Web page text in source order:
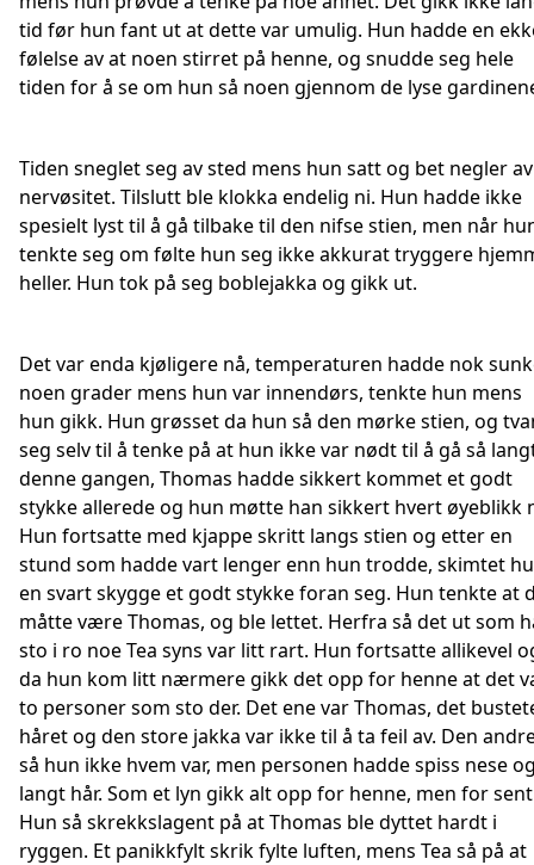
tid før hun fant ut at dette var umulig. Hun hadde en
følelse av at noen stirret på henne, og snudde seg hele
tiden for å se om hun så noen gjennom de lyse
Tiden sneglet seg av sted mens hun satt og bet negler av
nervøsitet. Tilslutt ble klokka endelig ni. Hun hadde ikke
spesielt lyst til å gå tilbake til den nifse stien, men når
tenkte seg om følte hun seg ikke akkurat tryggere
heller. Hun tok på seg boblejakka og gikk ut.
Det var enda kjøligere nå, temperaturen hadde nok
noen grader mens hun var innendørs, tenkte hun mens
hun gikk. Hun grøsset da hun så den mørke stien, og
seg selv til å tenke på at hun ikke var nødt til å gå så
denne gangen, Thomas hadde sikkert kommet et godt
stykke allerede og hun møtte han sikkert hvert øyeblikk
Hun fortsatte med kjappe skritt langs stien og etter en
stund som hadde vart lenger enn hun trodde, skimtet
en svart skygge et godt stykke foran seg. Hun tenkte at
måtte være Thomas, og ble lettet. Herfra så det ut som
sto i ro noe Tea syns var litt rart. Hun fortsatte allikevel
da hun kom litt nærmere gikk det opp for henne at det
to personer som sto der. Det ene var Thomas, det
håret og den store jakka var ikke til å ta feil av. Den
så hun ikke hvem var, men personen hadde spiss nese
langt hår. Som et lyn gikk alt opp for henne, men for
Hun så skrekkslagent på at Thomas ble dyttet hardt i
ryggen. Et panikkfylt skrik fylte luften, mens Tea så på at